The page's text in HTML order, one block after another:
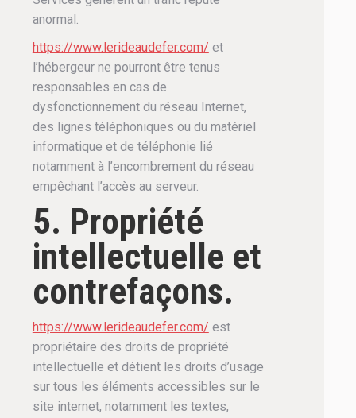
anormal.
https://www.lerideaudefer.com/ et
l’hébergeur ne pourront être tenus
responsables en cas de
dysfonctionnement du réseau Internet,
des lignes téléphoniques ou du matériel
informatique et de téléphonie lié
notamment à l’encombrement du réseau
empêchant l’accès au serveur.
5. Propriété
intellectuelle et
contrefaçons.
https://www.lerideaudefer.com/ est
propriétaire des droits de propriété
intellectuelle et détient les droits d’usage
sur tous les éléments accessibles sur le
site internet, notamment les textes,